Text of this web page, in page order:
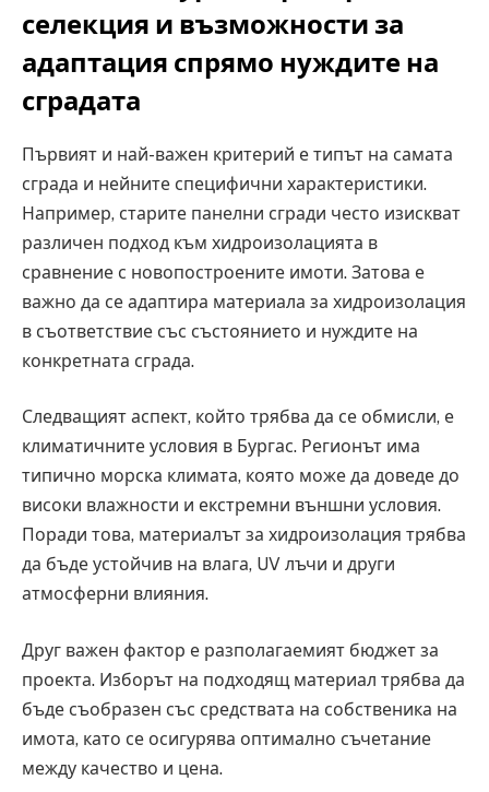
селекция и възможности за
адаптация спрямо нуждите на
сградата
Първият и най-важен критерий е типът на самата
сграда и нейните специфични характеристики.
Например, старите панелни сгради често изискват
различен подход към хидроизолацията в
сравнение с новопостроените имоти. Затова е
важно да се адаптира материала за хидроизолация
в съответствие със състоянието и нуждите на
конкретната сграда.
Следващият аспект, който трябва да се обмисли, е
климатичните условия в Бургас. Регионът има
типично морска климата, която може да доведе до
високи влажности и екстремни външни условия.
Поради това, материалът за хидроизолация трябва
да бъде устойчив на влага, UV лъчи и други
атмосферни влияния.
Друг важен фактор е разполагаемият бюджет за
проекта. Изборът на подходящ материал трябва да
бъде съобразен със средствата на собственика на
имота, като се осигурява оптимално съчетание
между качество и цена.